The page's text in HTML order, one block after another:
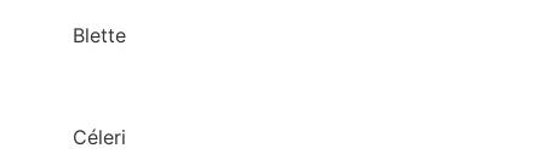
Blette
Céleri